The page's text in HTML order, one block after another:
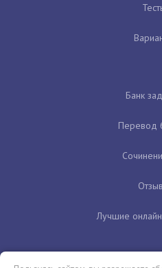
Банк
Перевод
Лучшие